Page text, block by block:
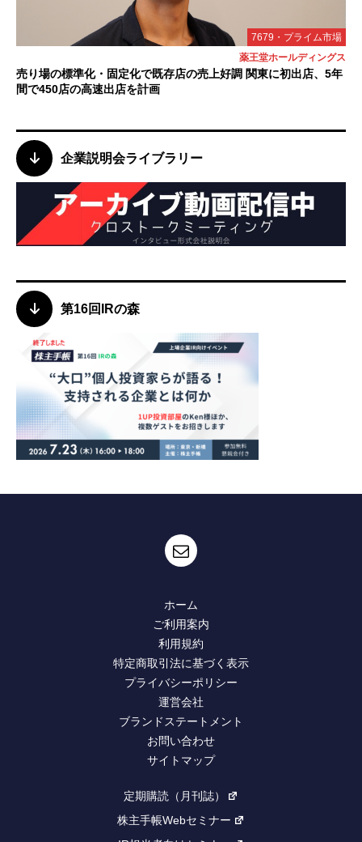
7679・プライム市場
薬王堂ホールディングス
売り場の標準化・固定化で既存店の売上好調 関東に初出店、5年
間で450店の高速出店を計画
企業説明会ライブラリー
第16回IRの森
ホーム
ご利用案内
利用規約
特定商取引法に基づく表示
プライバシーポリシー
運営会社
ブランドステートメント
お問い合わせ
サイトマップ
定期購読（月刊誌）
株主手帳Webセミナー